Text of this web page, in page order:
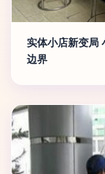
实体小店新变局
边界